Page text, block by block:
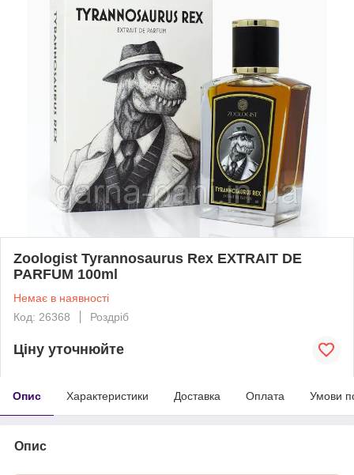
Zoologist Tyrannosaurus Rex EXTRAIT DE
PARFUM 100ml
Немає в наявності
Код: 26368
Роздріб
Ціну уточнюйте
Опис Характеристики Доставка Оплата Умови
Опис